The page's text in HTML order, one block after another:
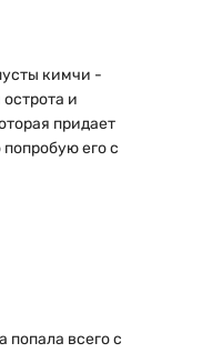
кимчи -
и
придает
его с
попала всего с